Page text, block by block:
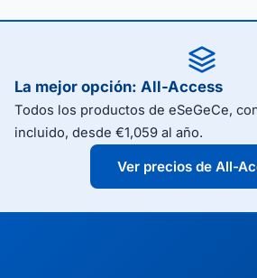
La mejor opción: All-Access
Todos los productos de eSeGeCe,
incluido, desde €1,059 al año.
Ver precios de All-